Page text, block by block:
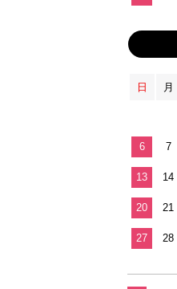
日 月
6 7
13 14
20 21
27 28